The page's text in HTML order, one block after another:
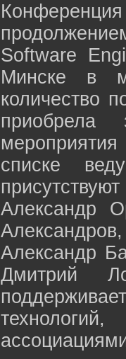
Software
Минске в
количество
приобрела
списке
Александр
Александр
Дмитрий